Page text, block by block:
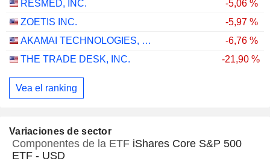
RESMED, INC.
-5,06 %
ZOETIS INC.
-5,97 %
AKAMAI TECHNOLOGIES, INC.
-6,76 %
THE TRADE DESK, INC.
-21,90 %
Vea el ranking
Variaciones de sector
Componentes de la ETF iShares Core S&P 500
ETF - USD